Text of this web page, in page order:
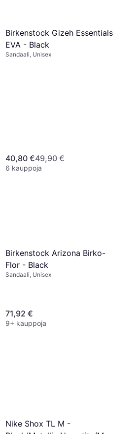
Birkenstock Gizeh Essentials
EVA - Black
Sandaali, Unisex
40,80 €49,90 €
6 kauppoja
Birkenstock Arizona Birko-
Flor - Black
Sandaali, Unisex
71,92 €
9+ kauppoja
Nike Shox TL M -